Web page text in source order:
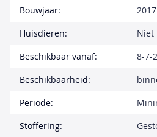
Bouwjaar:
2017
Huisdieren:
Niet
Beschikbaar vanaf:
8-7-
Beschikbaarheid:
Periode:
Stoffering: